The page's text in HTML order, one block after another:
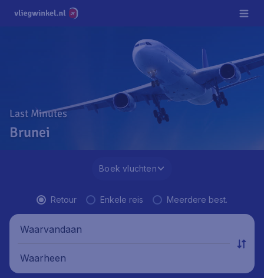
Last Minutes
Brunei
Boek vluchten
Retour Enkele reis Meerdere best.
Waarvandaan
Waarheen